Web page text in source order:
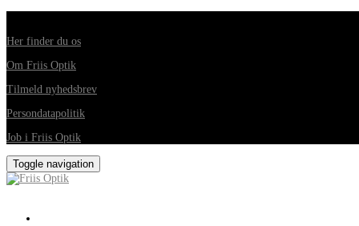
Her finder du os
Om Friis Optik
Tilmeld nyhedsbrev
Persondatapolitik
Job i Friis Optik
Toggle navigation